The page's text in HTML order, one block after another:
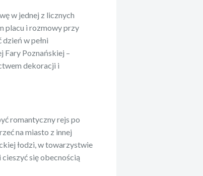
w jednej z licznych
placu i rozmowy przy
w pełni
Fary Poznańskiej –
dekoracji i
romantyczny rejs po
na miasto z innej
łodzi, w towarzystwie
cieszyć się obecnością